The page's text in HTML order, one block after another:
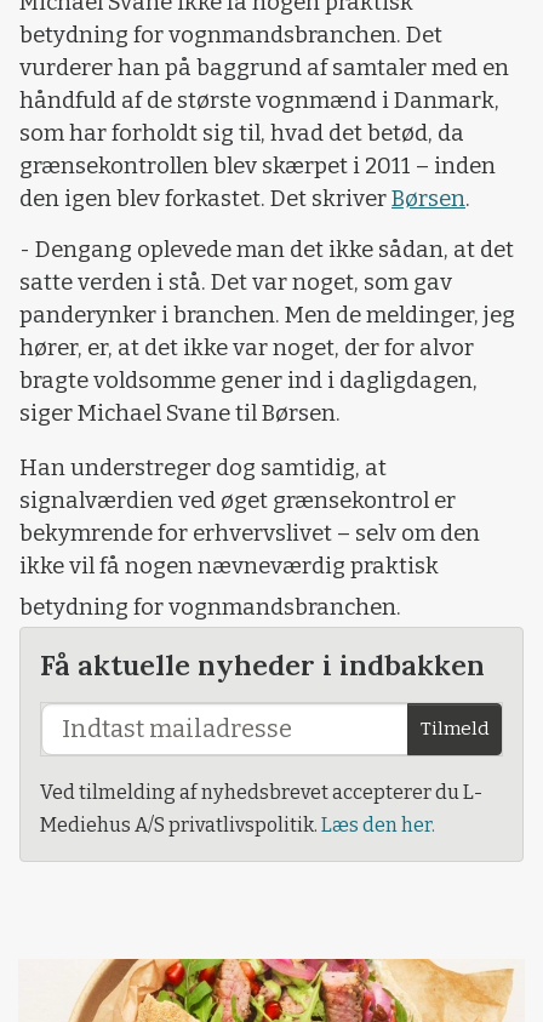
betydning for vognmandsbranchen. Det
vurderer han på baggrund af samtaler med en
håndfuld af de største vognmænd i Danmark,
som har forholdt sig til, hvad det betød, da
grænsekontrollen blev skærpet i 2011 – inden
den igen blev forkastet. Det skriverBørsen.
- Dengang oplevede man det ikke sådan, at det
satte verden i stå. Det var noget, som gav
panderynker i branchen. Men de meldinger, jeg
hører, er, at det ikke var noget, der for alvor
bragte voldsomme gener ind i dagligdagen,
siger Michael Svane til Børsen.
Han understreger dog samtidig, at
signalværdien ved øget grænsekontrol er
bekymrende for erhvervslivet – selv om den
ikke vil få nogen nævneværdig praktisk
betydning for vognmandsbranchen.
Få aktuelle nyheder i indbakken
Tilmeld
Ved tilmelding af nyhedsbrevet accepterer du L-
Mediehus A/S privatlivspolitik. Læs den her.